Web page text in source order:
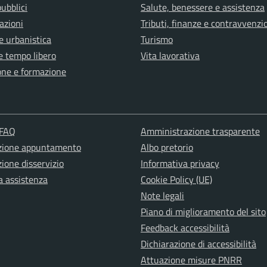
urbanistica
tempo libero
e formazione
Salute, benessere e assistenza
Tributi, finanze e
Turismo
Vita lavorativa
appuntamento
disservizio
assistenza
Amministrazione trasparente
Albo pretorio
Informativa privacy
Cookie Policy (UE)
Note legali
Piano di miglioramento del sito
Feedback accessibilità
Dichiarazione di accessibilità
Attuazione misure PNRR